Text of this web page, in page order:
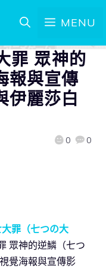
MENU
罪 眾神的
報與宣傳
麗莎白
0 0
罪（七つの大
眾神的逆鱗（七つ
覺海報與宣傳影